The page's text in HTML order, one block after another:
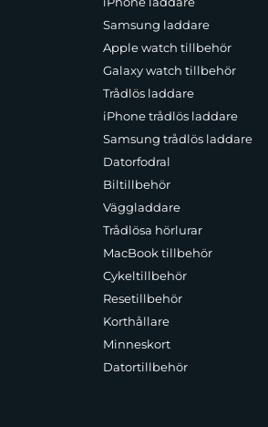
Samsung laddare
Apple watch tillbehör
Galaxy watch tillbehör
Trådlös laddare
iPhone trådlös laddare
Samsung trådlös laddare
Datorfodral
Biltillbehör
Väggladdare
Trådlösa hörlurar
MacBook tillbehör
Cykeltillbehör
Resetillbehör
Korthållare
Minneskort
Datortillbehör